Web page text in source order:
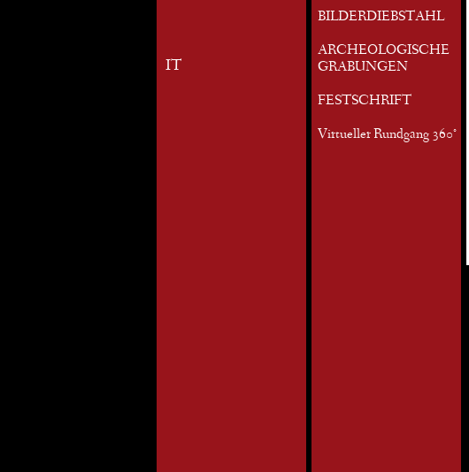
IT
BILDERDIEBSTAHL
ARCHEOLOGISCHE
GRABUNGEN
FESTSCHRIFT
Virtueller Rundgang 360°